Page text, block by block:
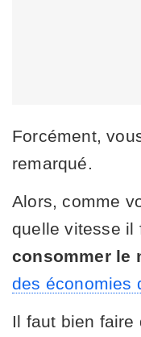
Forcément,
remarqué.
Alors, comme
quelle vitesse il
consommer le
des économies
Il faut bien faire